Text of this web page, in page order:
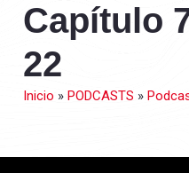
Capítulo
22
Inicio » PODCASTS »